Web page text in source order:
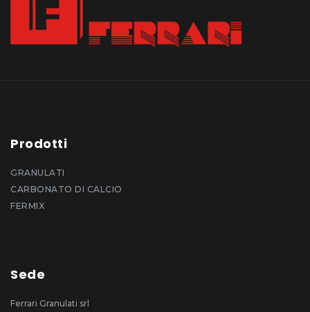
Prodotti
GRANULATI
CARBONATO DI CALCIO
FERMIX
Sede
Ferrari Granulati srl